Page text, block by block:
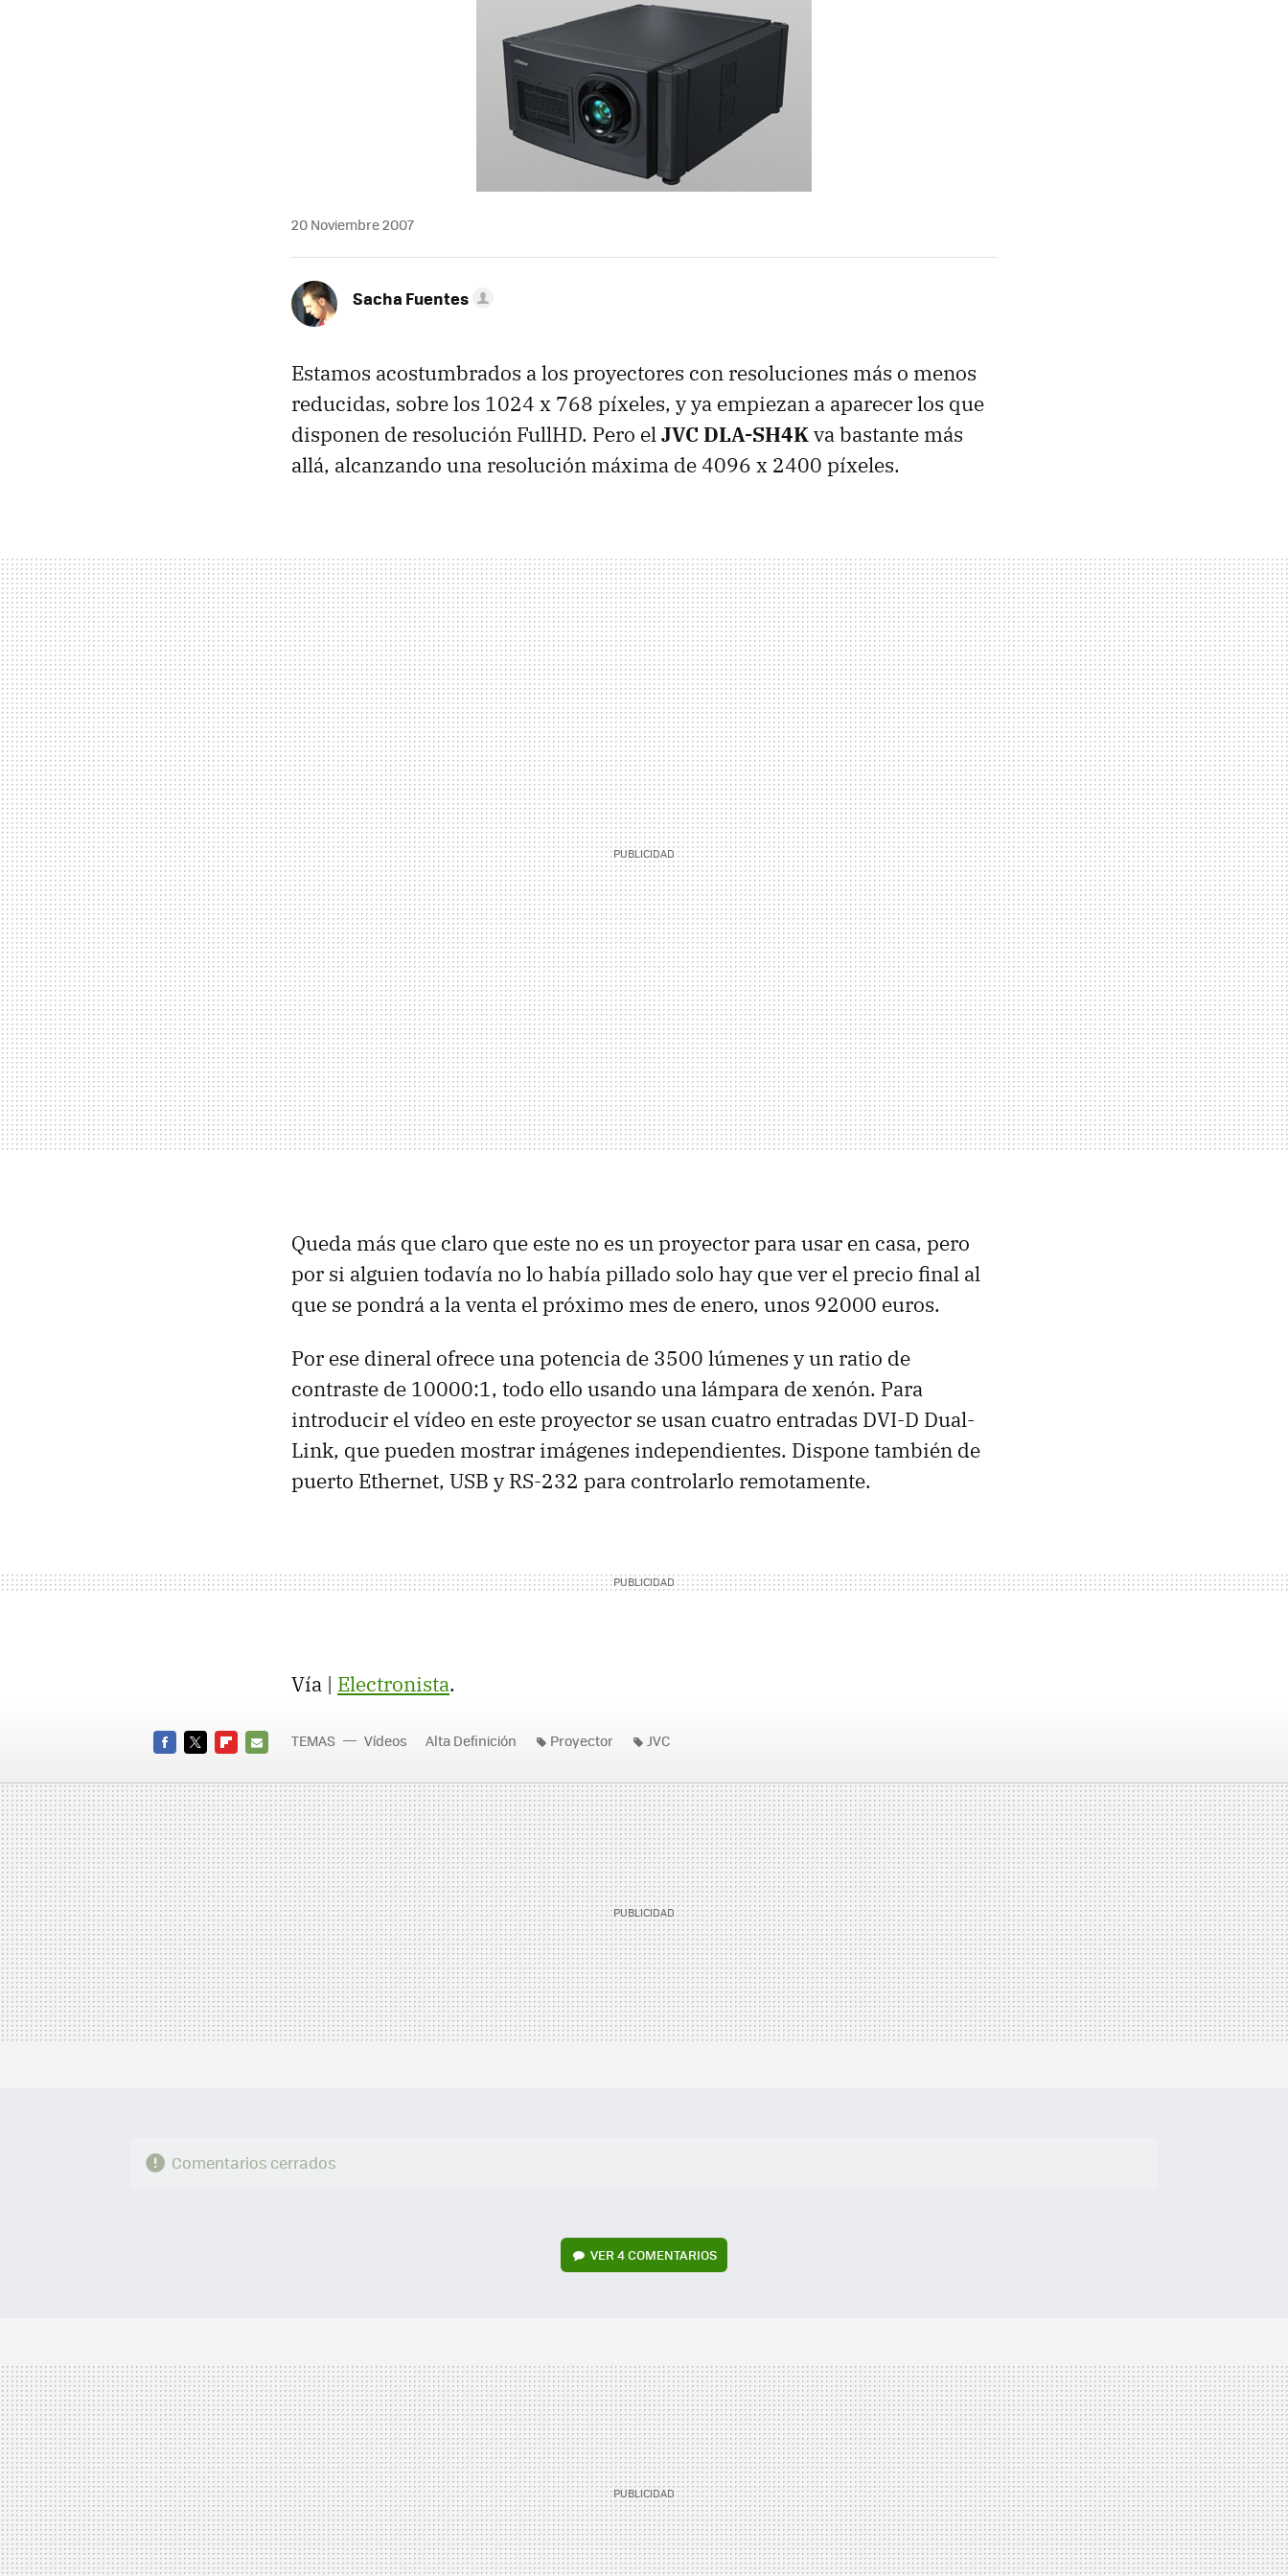
20 Noviembre 2007
Sacha Fuentes
Estamos acostumbrados a los proyectores con resoluciones más o menos
reducidas, sobre los 1024 x 768 píxeles, y ya empiezan a aparecer los que
disponen de resolución FullHD. Pero elJVC DLA-SH4Kva bastante más
allá, alcanzando una resolución máxima de 4096 x 2400 píxeles.
Queda más que claro que este no es un proyector para usar en casa, pero
por si alguien todavía no lo había pillado solo hay que ver el precio final al
que se pondrá a la venta el próximo mes de enero, unos 92000 euros.
Por ese dineral ofrece una potencia de 3500 lúmenes y un ratio de
contraste de 10000:1, todo ello usando una lámpara de xenón. Para
introducir el vídeo en este proyector se usan cuatro entradas DVI-D Dual-
Link, que pueden mostrar imágenes independientes. Dispone también de
puerto Ethernet, USB y RS-232 para controlarlo remotamente.
Vía | Electronista.
MAIL
TEMAS Vídeos Alta Definición Proyector JVC
Comentarios cerrados
VER4 COMENTARIOS